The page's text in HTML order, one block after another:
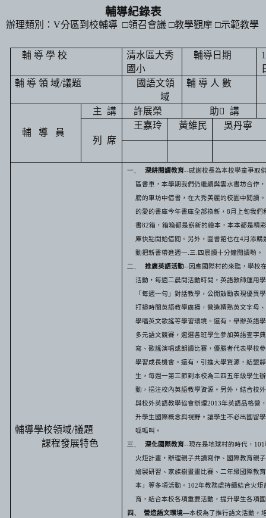
輔導紀錄表
辦理類別： V分區到校輔導 □領召會議 □教學觀摩 □示範教學
輔 導 學 校
清水區大秀
國小
輔導日期
輔 導 領 域/議題
國語文領
域
輔 導 人 數
輔導員
主 講 許展榮 助 講
列 席
王嘉玲 黃維民 吳丹寧
輔導學校領域/議題
課程發展特色
一、 深耕閱讀教育--感謝校長為本校學童爭取
區書車，本學期我們仍繼續與雲水書坊合作
膀的車坊中借書，在大秀美麗的校園中閱讀
的愛的書庫今年書庫全部換新， 8月上旬我們
書82箱，箱箱都是嶄新的繪本，本本都是精
庫快點開始借閱。另外，圖書館也在4月添購
動把新書帶進週一. 三 四晨讀十分鐘閱讀喲。
二、 推廣英語活動--因應國際村的來臨，學校
活動，每週二晨間活動時間，英語教師運用
「每週一句」對話教學，公開鼓勵表現優異
打掃時間英語教學廣播，營造精熟英文字母
學唱英文歌謠等學習環境。還有，舉辦英語
多元語文競賽，遴選各班學生參加英語查字
寫、歌謠演唱或朗讀比賽，優勝者代表學校
學習成長機會。還有，引進大學資源，結盟
生，每週一第三節到本校為三四五年級學生
動，挹注校內英語教學資源。另外，結合校
與校外英語教學協會辦理2013年英語品格營
升學生國際概念與視野。讓學生不必出國留
呱呱叫。
三、 深化國際教育--現在是地球村的時代， 101
火炬計畫，辦理親子共讀寫作、國際教育親
繪製研習、家族樹畫畫比賽、二年級國際教
本」等多項活動。 102年教務處持續結合火炬
育，結合本校各項重要活動，提升學生各項
四、 營造語文環境—本校為了推行語文活動，